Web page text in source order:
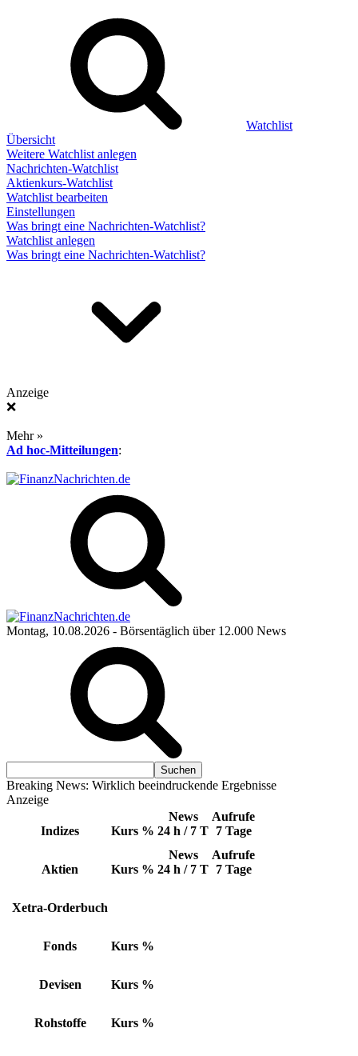
Watchlist
Übersicht
Weitere Watchlist anlegen
Nachrichten-Watchlist
Aktienkurs-Watchlist
Watchlist bearbeiten
Einstellungen
Was bringt eine Nachrichten-Watchlist?
Watchlist anlegen
Was bringt eine Nachrichten-Watchlist?
Anzeige
❌
Mehr »
Ad hoc-Mitteilungen:
Montag, 10.08.2026 - Börsentäglich über 12.000 News
Breaking News: Wirklich beeindruckende Ergebnisse
Anzeige
Indizes Kurs %
News
24 h / 7 T
Aufrufe
7 Tage
Aktien Kurs %
News
24 h / 7 T
Aufrufe
7 Tage
Xetra-Orderbuch
Fonds Kurs %
Devisen Kurs %
Rohstoffe Kurs %